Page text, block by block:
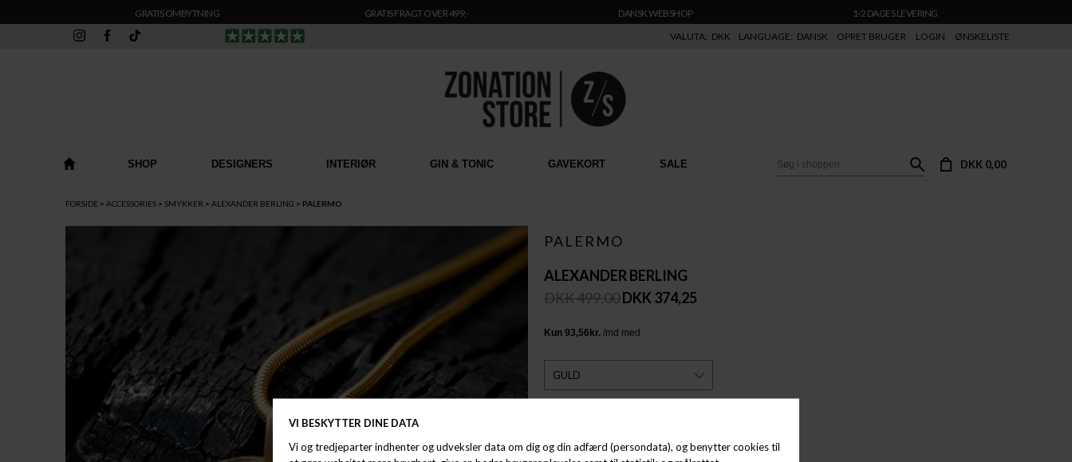
GRATIS OMBYTNING GRATIS FRAGT OVER 499,- DANSK WEBSHOP
1-2 DAGES LEVERING
LOGIN
ØNSKELISTE
OPRET BRUGER
DANSK
LANGUAGE:
DKK
VALUTA:
SHOP DESIGNERS INTERIØR GIN & TONIC GAVEKORT SALE DKK 0,00
FORSIDE ACCESSORIES SMYKKER ALEXANDER BERLING PALERMO
PALERMO
ALEXANDER BERLING
DKK 499,00DKK 374,25